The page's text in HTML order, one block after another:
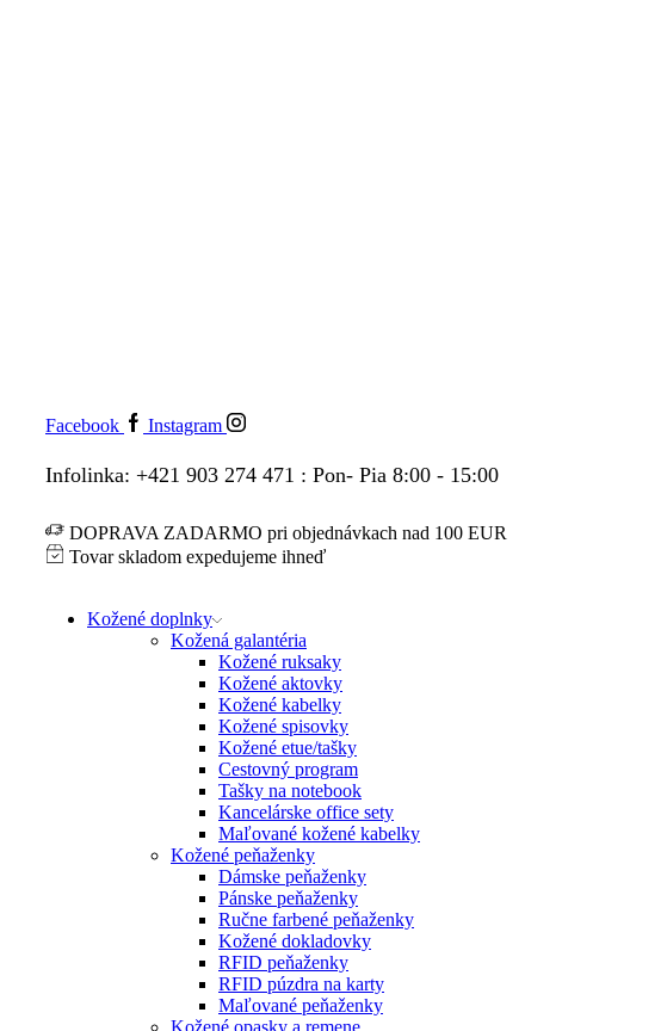
Facebook Instagram
Infolinka: +421 903 274 471 : Pon- Pia 8:00 - 15:00
DOPRAVA ZADARMO pri objednávkach nad 100 EUR
Tovar skladom expedujeme ihneď
Kožené doplnky
Kožená galantéria
Kožené ruksaky
Kožené aktovky
Kožené kabelky
Kožené spisovky
Kožené etue/tašky
Cestovný program
Tašky na notebook
Kancelárske office sety
Maľované kožené kabelky
Kožené peňaženky
Dámske peňaženky
Pánske peňaženky
Ručne farbené peňaženky
Kožené dokladovky
RFID peňaženky
RFID púzdra na karty
Maľované peňaženky